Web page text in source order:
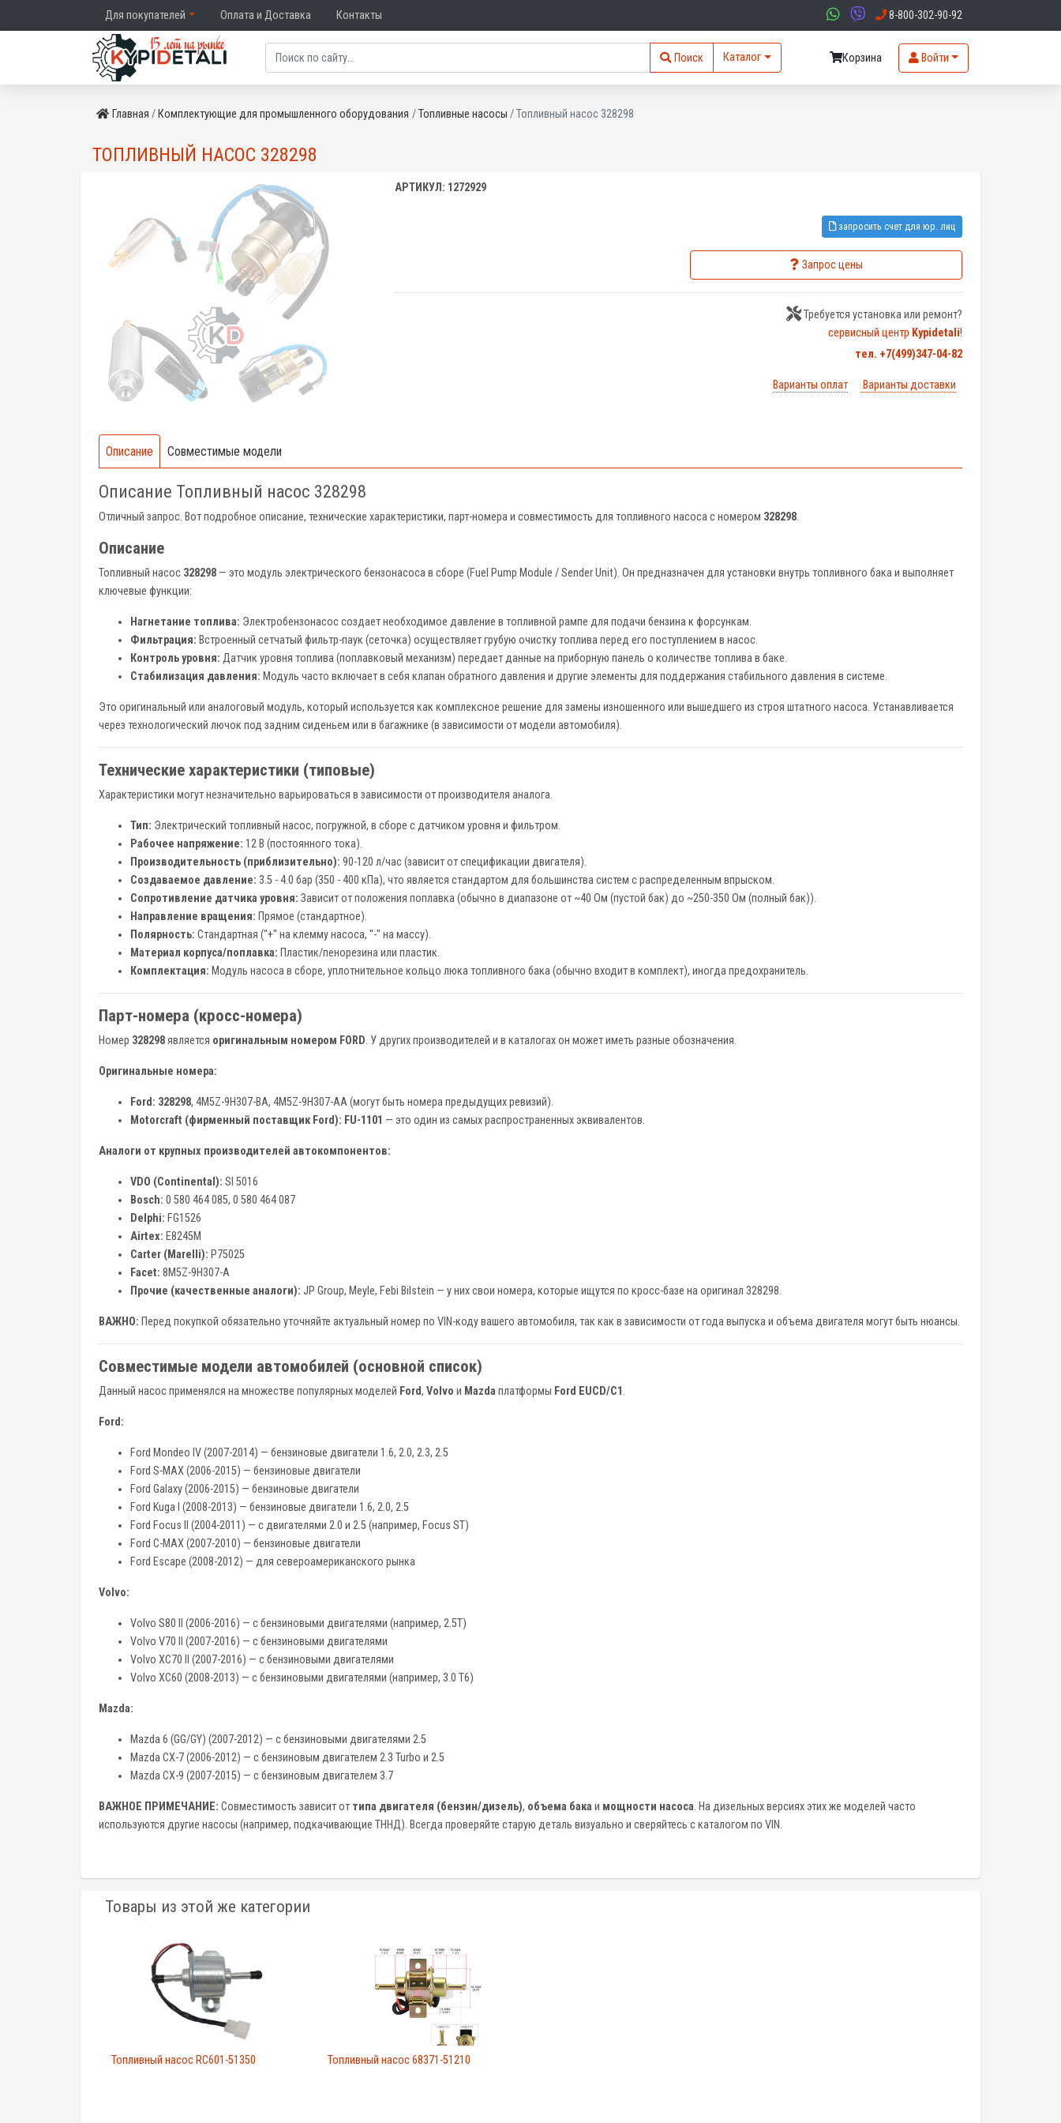
Для покупателей Оплата и Доставка Контакты 8-800-302-90-92
Поиск Каталог Корзина Войти
Главная Комплектующие для промышленного оборудования Топливные насосы Топливный насос 328298
ТОПЛИВНЫЙ НАСОС 328298
АРТИКУЛ: 1272929
запросить счет для юр. лиц
Запрос цены
Требуется установка или ремонт?
сервисный центр Kypidetali!
тел. +7(499)347-04-82
Варианты оплат Варианты доставки
Описание Совместимые модели
Описание Топливный насос 328298
Отличный запрос. Вот подробное описание, технические характеристики, парт-номера и совместимость для топливного насоса с номером 328298.
Описание
Топливный насос 328298 — это модуль электрического бензонасоса в сборе (Fuel Pump Module / Sender Unit). Он предназначен для установки внутрь топливного бака и выполняет
ключевые функции:
Нагнетание топлива: Электробензонасос создает необходимое давление в топливной рампе для подачи бензина к форсункам.
Фильтрация: Встроенный сетчатый фильтр-паук (сеточка) осуществляет грубую очистку топлива перед его поступлением в насос.
Контроль уровня: Датчик уровня топлива (поплавковый механизм) передает данные на приборную панель о количестве топлива в баке.
Стабилизация давления: Модуль часто включает в себя клапан обратного давления и другие элементы для поддержания стабильного давления в системе.
Это оригинальный или аналоговый модуль, который используется как комплексное решение для замены изношенного или вышедшего из строя штатного насоса. Устанавливается
через технологический лючок под задним сиденьем или в багажнике (в зависимости от модели автомобиля).
Технические характеристики (типовые)
Характеристики могут незначительно варьироваться в зависимости от производителя аналога.
Тип: Электрический топливный насос, погружной, в сборе с датчиком уровня и фильтром.
Рабочее напряжение: 12 В (постоянного тока).
Производительность (приблизительно): 90-120 л/час (зависит от спецификации двигателя).
Создаваемое давление: 3.5 - 4.0 бар (350 - 400 кПа), что является стандартом для большинства систем с распределенным впрыском.
Сопротивление датчика уровня: Зависит от положения поплавка (обычно в диапазоне от ~40 Ом (пустой бак) до ~250-350 Ом (полный бак)).
Направление вращения: Прямое (стандартное).
Полярность: Стандартная ("+" на клемму насоса, "-" на массу).
Материал корпуса/поплавка: Пластик/пенорезина или пластик.
Комплектация: Модуль насоса в сборе, уплотнительное кольцо люка топливного бака (обычно входит в комплект), иногда предохранитель.
Парт-номера (кросс-номера)
Номер 328298является оригинальным номером FORD. У других производителей и в каталогах он может иметь разные обозначения.
Оригинальные номера:
Ford: 328298, 4M5Z-9H307-BA, 4M5Z-9H307-AA (могут быть номера предыдущих ревизий).
Motorcraft (фирменный поставщик Ford): FU-1101 — это один из самых распространенных эквивалентов.
Аналоги от крупных производителей автокомпонентов:
VDO (Continental): SI 5016
Bosch: 0 580 464 085, 0 580 464 087
Delphi: FG1526
Airtex: E8245M
Carter (Marelli): P75025
Facet: 8M5Z-9H307-A
Прочие (качественные аналоги): JP Group, Meyle, Febi Bilstein — у них свои номера, которые ищутся по кросс-базе на оригинал 328298.
ВАЖНО: Перед покупкой обязательно уточняйте актуальный номер по VIN-коду вашего автомобиля, так как в зависимости от года выпуска и объема двигателя могут быть нюансы.
Совместимые модели автомобилей (основной список)
Данный насос применялся на множестве популярных моделей Ford, Volvo и Mazda платформы Ford EUCD/C1 .
Ford:
Ford Mondeo IV (2007-2014) — бензиновые двигатели 1.6, 2.0, 2.3, 2.5
Ford S-MAX (2006-2015) — бензиновые двигатели
Ford Galaxy (2006-2015) — бензиновые двигатели
Ford Kuga I (2008-2013) — бензиновые двигатели 1.6, 2.0, 2.5
Ford Focus II (2004-2011) — с двигателями 2.0 и 2.5 (например, Focus ST)
Ford C-MAX (2007-2010) — бензиновые двигатели
Ford Escape (2008-2012) — для североамериканского рынка
Volvo:
Volvo S80 II (2006-2016) — с бензиновыми двигателями (например, 2.5T)
Volvo V70 II (2007-2016) — с бензиновыми двигателями
Volvo XC70 II (2007-2016) — с бензиновыми двигателями
Volvo XC60 (2008-2013) — с бензиновыми двигателями (например, 3.0 T6)
Mazda:
Mazda 6 (GG/GY) (2007-2012) — с бензиновыми двигателями 2.5
Mazda CX-7 (2006-2012) — с бензиновым двигателем 2.3 Turbo и 2.5
Mazda CX-9 (2007-2015) — с бензиновым двигателем 3.7
ВАЖНОЕ ПРИМЕЧАНИЕ: Совместимость зависит от типа двигателя (бензин/дизель), объема бака и мощности насоса. На дизельных версиях этих же моделей часто
используются другие насосы (например, подкачивающие ТННД). Всегда проверяйте старую деталь визуально и сверяйтесь с каталогом по VIN.
Товары из этой же категории
Топливный насос RC601-51350 Топливный насос 68371-51210